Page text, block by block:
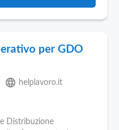
per GDO
language helplavoro.it
Distribuzione